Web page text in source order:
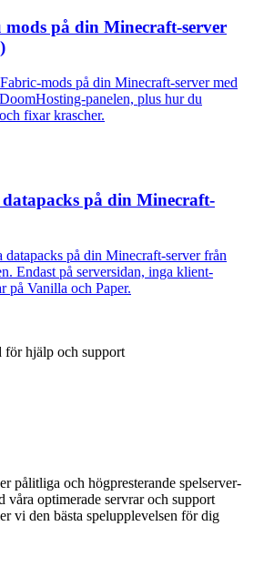
mods på din Minecraft-server
mods på din Minecraft-server med
panelen, plus hur du
fixar krascher.
på din Minecraft-
datapacks på din Minecraft-server från
Endast på serversidan, inga klient-
på Vanilla och Paper.
för hjälp och support
pålitliga och högpresterande spelserver-
våra optimerade servrar och support
vi den bästa spelupplevelsen för dig